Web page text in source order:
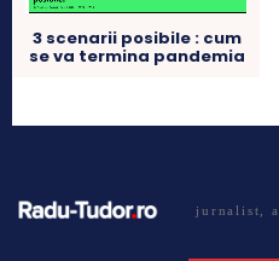
3 scenarii posibile : cum
se va termina pandemia
jurnalist,